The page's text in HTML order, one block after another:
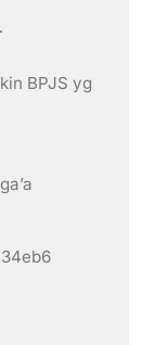
BPJS yg